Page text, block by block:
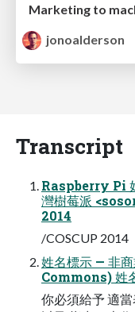
Marketing to
jonoalderson
Transcript
Raspberry Pi
灣樹莓派 <
2014
/COSCUP 2014
姓名標示 — 非
Commons) 姓
你必須給予 適